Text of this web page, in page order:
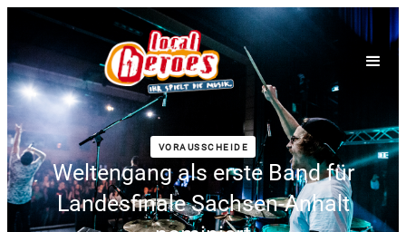
VORAUSSCHEIDE
Weltengang als erste Band für
Landesfinale Sachsen-Anhalt